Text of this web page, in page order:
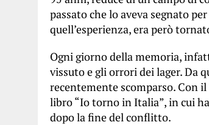
passato che lo aveva segnato
quell’esperienza, era però
Ogni giorno della memoria,
vissuto e gli orrori dei lager. Da
recentemente scomparso. Con
libro “Io torno in Italia”, in cui
dopo la fine del conflitto.